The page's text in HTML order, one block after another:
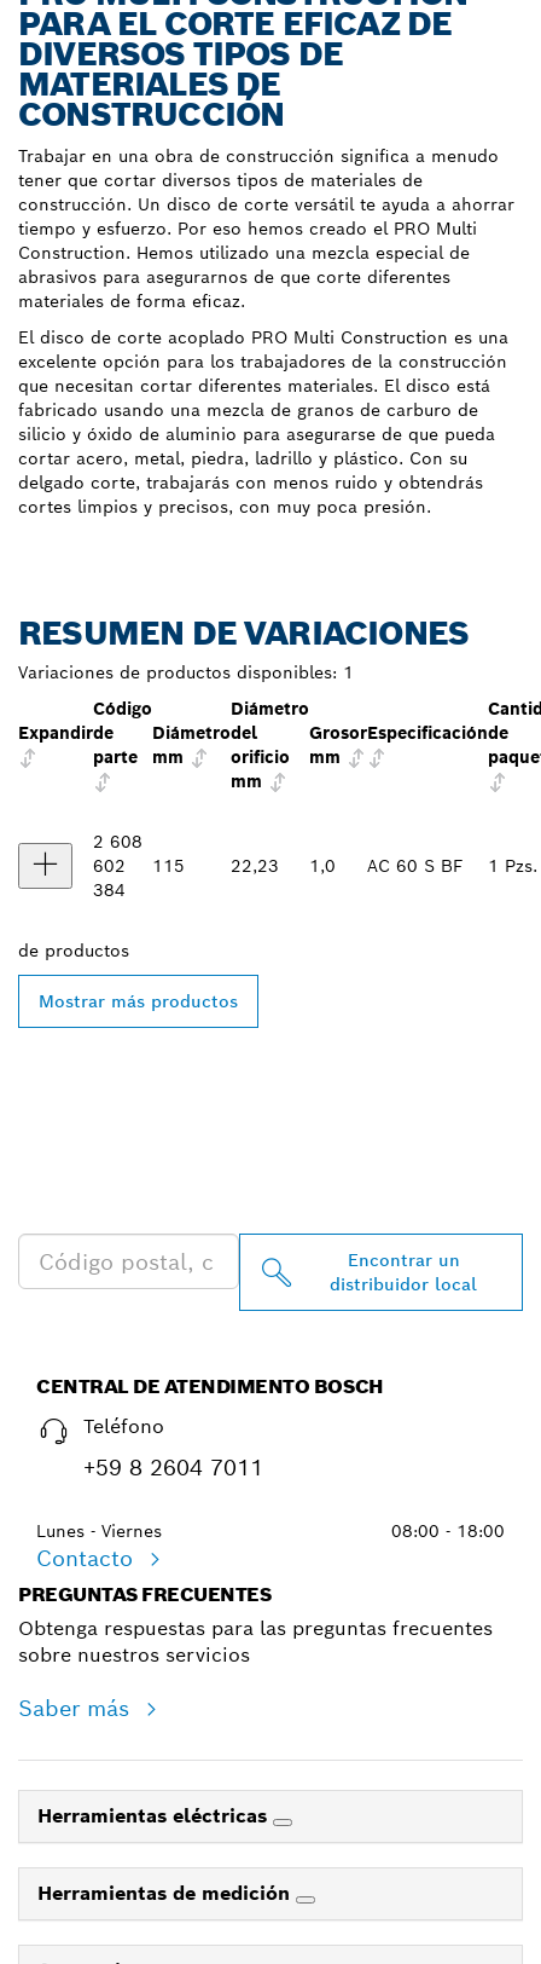
PARA EL CORTE EFICAZ DE
DIVERSOS TIPOS DE
MATERIALES DE
CONSTRUCCIÓN
Trabajar en una obra de construcción significa a menudo
tener que cortar diversos tipos de materiales de
construcción. Un disco de corte versátil te ayuda a ahorrar
tiempo y esfuerzo. Por eso hemos creado el PRO Multi
Construction. Hemos utilizado una mezcla especial de
abrasivos para asegurarnos de que corte diferentes
materiales de forma eficaz.
El disco de corte acoplado PRO Multi Construction es una
excelente opción para los trabajadores de la construcción
que necesitan cortar diferentes materiales. El disco está
fabricado usando una mezcla de granos de carburo de
silicio y óxido de aluminio para asegurarse de que pueda
cortar acero, metal, piedra, ladrillo y plástico. Con su
delgado corte, trabajarás con menos ruido y obtendrás
cortes limpios y precisos, con muy poca presión.
RESUMEN DE VARIACIONES
Variaciones de productos disponibles: 1
Expandir
Código
de
parte
Diámetro
mm
Diámetro
del
orificio
mm
Grosor
mm
Especificaciónde
2 608
602
384
115 22,23 1,0 AC 60 S BF 1 Pzs.
de productos
Mostrar más productos
Encontrar un
distribuidor local
CENTRAL DE ATENDIMENTO BOSCH
Teléfono
+59 8 2604 7011
Lunes - Viernes 08:00 - 18:00
Contacto
PREGUNTAS FRECUENTES
Obtenga respuestas para las preguntas frecuentes
sobre nuestros servicios
Saber más
Herramientas eléctricas
Herramientas de medición